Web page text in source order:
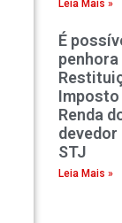
Leia Mais »
É
penhora
Imposto
Renda
devedor
STJ
Leia Mais »